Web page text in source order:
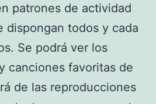
patrones de actividad
dispongan todos y cada
Se podrá ver los
canciones favoritas de
de las reproducciones